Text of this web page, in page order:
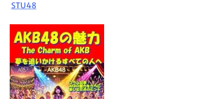
STU48